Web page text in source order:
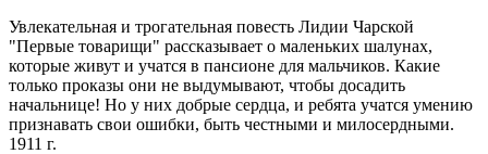
Увлекательная и трогательная повесть Лидии Чарской
"Первые товарищи" рассказывает о маленьких шалунах,
которые живут и учатся в пансионе для мальчиков. Какие
только проказы они не выдумывают, чтобы досадить
начальнице! Но у них добрые сердца, и ребята учатся умению
признавать свои ошибки, быть честными и милосердными.
1911 г.